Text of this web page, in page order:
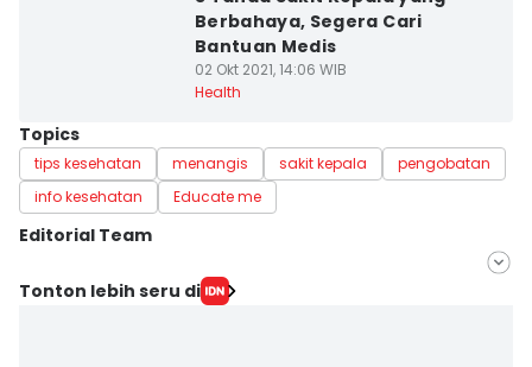
Berbahaya, Segera Cari
Bantuan Medis
02 Okt 2021, 14:06 WIB
Health
Topics
tips kesehatan menangis sakit kepala
pengobatan
info kesehatan
Educate me
Editorial Team
Editor
Tonton lebih seru di